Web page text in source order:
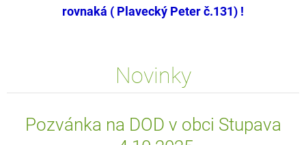
rovnaká ( Plavecký Peter č.131) !
Novinky
Pozvánka na DOD v obci Stupava